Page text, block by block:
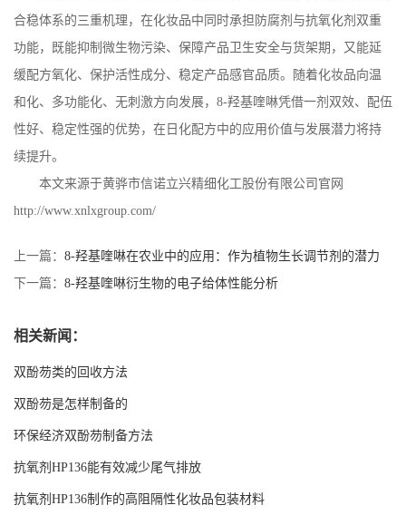
合稳体系的三重机理，在化妆品中同时承担防腐剂与抗氧化剂双重
功能，既能抑制微生物污染、保障产品卫生安全与货架期，又能延
缓配方氧化、保护活性成分、稳定产品感官品质。随着化妆品向温
和化、多功能化、无刺激方向发展， 8-羟基喹啉凭借一剂双效、配伍
性好、稳定性强的优势，在日化配方中的应用价值与发展潜力将持
续提升。
本文来源于黄骅市信诺立兴精细化工股份有限公司官网
http://www.xnlxgroup.com/
上一篇： 8-羟基喹啉在农业中的应用：作为植物生长调节剂的潜力
下一篇： 8-羟基喹啉衍生物的电子给体性能分析
相关新闻：
双酚芴类的回收方法
双酚芴是怎样制备的
环保经济双酚芴制备方法
抗氧剂HP136能有效减少尾气排放
抗氧剂HP136制作的高阻隔性化妆品包装材料